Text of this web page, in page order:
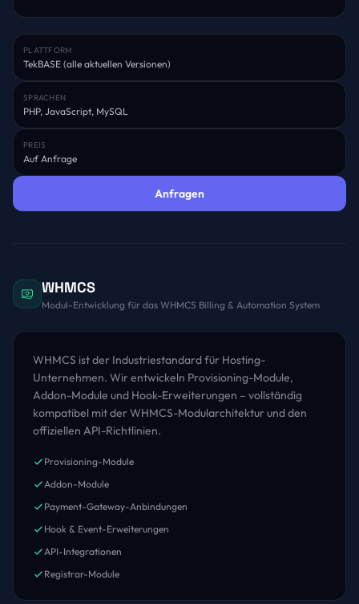
PLATTFORM
TekBASE (alle aktuellen Versionen)
SPRACHEN
PHP, JavaScript, MySQL
PREIS
Auf Anfrage
Anfragen
WHMCS
Modul-Entwicklung für das WHMCS Billing & Automation System
WHMCS ist der Industriestandard für Hosting-
Unternehmen. Wir entwickeln Provisioning-Module,
Addon-Module und Hook-Erweiterungen – vollständig
kompatibel mit der WHMCS-Modularchitektur und den
offiziellen API-Richtlinien.
Provisioning-Module
Addon-Module
Payment-Gateway-Anbindungen
Hook & Event-Erweiterungen
API-Integrationen
Registrar-Module